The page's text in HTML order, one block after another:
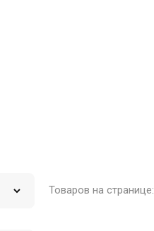
Товаров на странице: